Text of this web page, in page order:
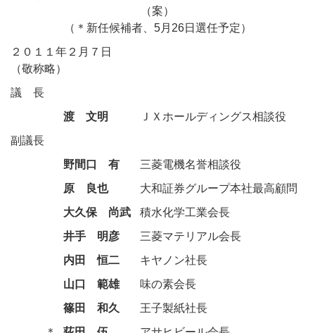
（案）
（ ＊ 新任候補者、5月26日選任予定）
２０１１年２月７日
（敬称略）
議長
渡 文明
ＪＸホールディングス相談役
副議長
野間口 有
三菱電機名誉相談役
原 良也
大和証券グループ本社最高顧問
大久保 尚武
積水化学工業会長
井手 明彦
三菱マテリアル会長
内田 恒二
キヤノン社長
山口 範雄
味の素会長
篠田 和久
王子製紙社長